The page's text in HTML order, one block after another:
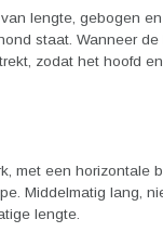
lengte, gebogen
staat. Wanneer de
zodat het hoofd
met een horizontale
Middelmatig lang,
lengte.